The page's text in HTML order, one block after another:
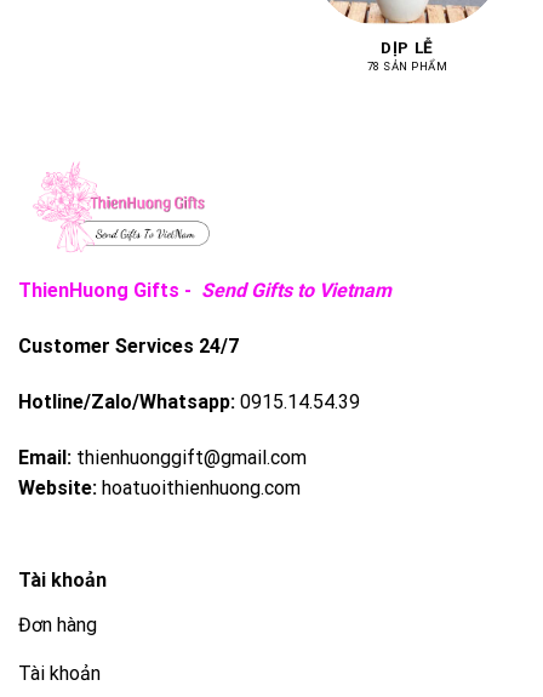
DỊP LỄ
78 SẢN PHẨM
ThienHuong Gifts - Send Gifts to Vietnam
Customer Services 24/7
Hotline/Zalo/Whatsapp: 0915.14.54.39
Email: thienhuonggift@gmail.com
Website: hoatuoithienhuong.com
Tài khoản
Đơn hàng
Tài khoản